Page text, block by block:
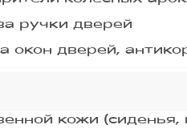
ручки дверей
окон дверей,
кожи (сиденья,